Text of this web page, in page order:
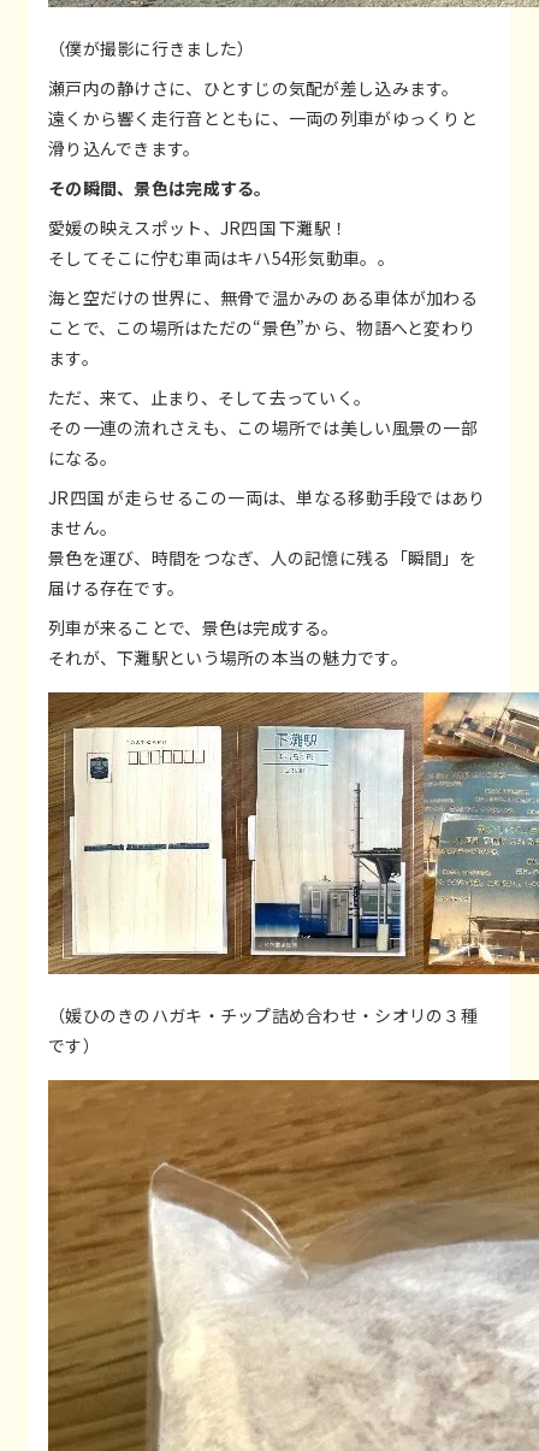
（僕が撮影に行きました）
瀬戸内の静けさに、ひとすじの気配が差し込みます。
遠くから響く走行音とともに、一両の列車がゆっくりと
滑り込んできます。
その瞬間、景色は完成する。
愛媛の映えスポット、JR四国 下灘駅！
そしてそこに佇む車両はキハ54形気動車。。
海と空だけの世界に、無骨で温かみのある車体が加わる
ことで、この場所はただの“景色”から、物語へと変わり
ます。
ただ、来て、止まり、そして去っていく。
その一連の流れさえも、この場所では美しい風景の一部
になる。
JR四国 が走らせるこの一両は、単なる移動手段ではあり
ません。
景色を運び、時間をつなぎ、人の記憶に残る「瞬間」を
届ける存在です。
列車が来ることで、景色は完成する。
それが、下灘駅という場所の本当の魅力です。
（媛ひのきのハガキ・チップ詰め合わせ・シオリの３種
です）